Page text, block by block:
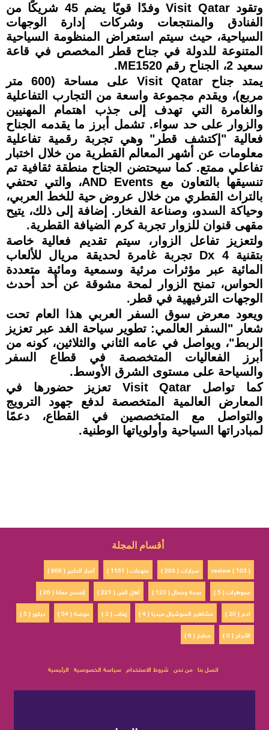
وتقود Visit Qatar وفدًا قويًا يضم 45 شريكًا من
الفنادق والمنتجعات وشركات إدارة الوجهات
السياحية، حيث سيتم استعراض المنظومة السياحية
المتنوعة للدولة في جناح قطر المخصص في قاعة
سعيد 2، الجناح رقم ME1520.
يمتد جناح Visit Qatar على مساحة (600 متر
مربع)، ويقدم مجموعة واسعة من التجارب التفاعلية
والغامرة التي تهدف إلى جذب اهتمام المهنيين
والزوار على حد سواء. تشمل أبرز ما يقدمه الجناح
فعالية "إكتشف قطر" وهي تجربة رقمية تفاعلية
معلومات عن أشهر المعالم القطرية من خلال اختبار
تفاعلي ممتع. كما سيحتضن الجناح منطقة ثقافية تم
تنسيقها بالتعاون مع AND Events، والتي تحتفي
بالتراث القطري من خلال عروض حية للخط العربي،
وحياكة السدو، وصناعة الفخار. إضافة إلى ذلك، يتيح
مقهى قنوان للزوار تجربة كرم الضيافة القطرية.
ولتعزيز تفاعل الزوار، سيتم تقديم فعالية خاصة
بتقنية 4 Dx تجربة غامرة لحديقة مريال للألعاب
المائية عبر مؤثرات مرئية وسمعية ومائية متعددة
الحواس، تمنح الزوار لمحة مشوقة عن أحد أحدث
الوجهات الترفيهية في قطر.
ويعود معرض سوق السفر العربي هذا العام تحت
شعار "السفر العالمي: تطوير سياحة الغد عبر تعزيز
الربط"، ويواصل في عامه الثاني والثلاثين، كونه من
أبرز الفعاليات المتخصصة في قطاع السفر
والسياحة على مستوى الشرق الأوسط.
كما تواصل Visit Qatar تعزيز حضورها في
المعارض العالمية المتخصصة لدفع جهود الترويج
والتواصل مع المتخصصين في القطاع، دعمًا
لمبادراتها السياحية وأولوياتها الوطنية.
أقسام المجلة
أخبار الخليج ( 868 ) منوعات ( 1151 ) سيارات ( 203 )
review ( 103 )
إتفسح معانا ( 26 )
أهل الفن ( 221 ) صحة وجمال ( 123 )
مجوهرات ( 5 )
ديكور ( 5 )
موضة ( 54 ) زفاف ( 3 ) مشاهير السوشيال ميديا ( 4 )
ادم ( 30 )
مطبخ ( 6 )
الأبراج ( 0 )
الرئيسية سياسة الخصوصية شروط الاستخدام من نحن اتصل بنا